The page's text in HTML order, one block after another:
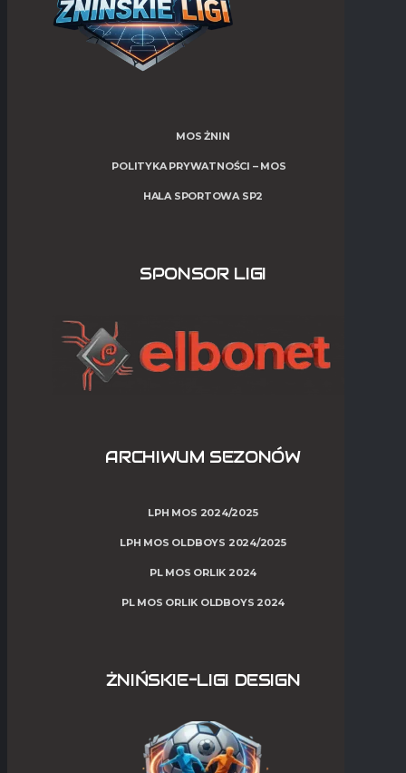
MOS ŻNIN
POLITYKA PRYWATNOŚCI – MOS
HALA SPORTOWA SP2
SPONSOR LIGI
ARCHIWUM SEZONÓW
LPH MOS 2024/2025
LPH MOS OLDBOYS 2024/2025
PL MOS ORLIK 2024
PL MOS ORLIK OLDBOYS 2024
ŻNIŃSKIE-LIGI DESIGN